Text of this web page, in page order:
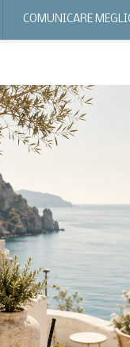
COMUNICARE